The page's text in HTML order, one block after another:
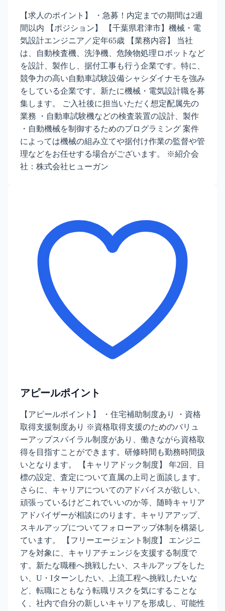
【求人のポイント】 ・急募！内定までの期間は2週
間以内 【ポジション】 【千葉県君津市】機械・電
気設計エンジニア／定年65歳 【業務内容】 当社
は、自動検査機、洗浄機、危険物処理ロボットなど
を設計、製作し、据付工事も行う企業です。特に、
競争力の高い自動車試験設備シャシダイナモを強み
をしている企業です。新たに機械・電気設計職を募
集します。 ご入社後に担当いただく想定配属先の
業務 ・自動車試験機などの検査装置の設計、製作
・自動機械を制御するためのプログラミング 案件
によっては機械の組み立てや据付け作業の監督や管
理などをお任せする場合がございます。 ※紹介会
社：株式会社ヒューガン
アピールポイント
【アピールポイント】 ・住宅補助制度あり ・資格
取得支援制度あり ※資格取得支援のためのバリュ
ーアップスパイラル制度があり、働きながら資格取
得を目指すことができます。研修時間も勤務時間扱
いとなります。 【キャリアドック制度】 年2回、目
標の設定、査定について直属の上司と面談します。
さらに、キャリアについてのアドバイスが欲しい、
頑張っているけどこれでいいのか等、随時キャリア
アドバイザーが相談にのります。キャリアアップ、
スキルアップについてフォローアップ体制を構築し
ています。 【フリーエージェント制度】 エンジニ
アを対象に、キャリアチェンジを支援する制度で
す。新たな職種へ挑戦したい、スキルアップをした
い、U・Iターンしたい、上流工程へ挑戦したいな
ど、転職にともなう転職リスクを気にすることな
く、社内で自分の新しいキャリアを形成し、可能性